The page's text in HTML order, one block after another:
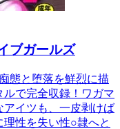
ブガールズ
態と堕落を鮮烈に描
で完全収録！ワガマ
イツも、一皮剥けば
性を失い性○隷へと